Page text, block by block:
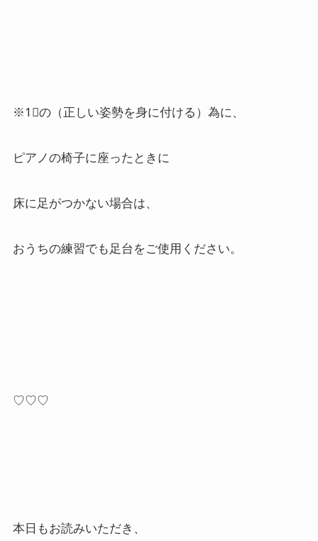
※1⃣の（正しい姿勢を身に付ける）為に、
ピアノの椅子に座ったときに
床に足がつかない場合は、
おうちの練習でも足台をご使用ください。
♡♡♡
本日もお読みいただき、